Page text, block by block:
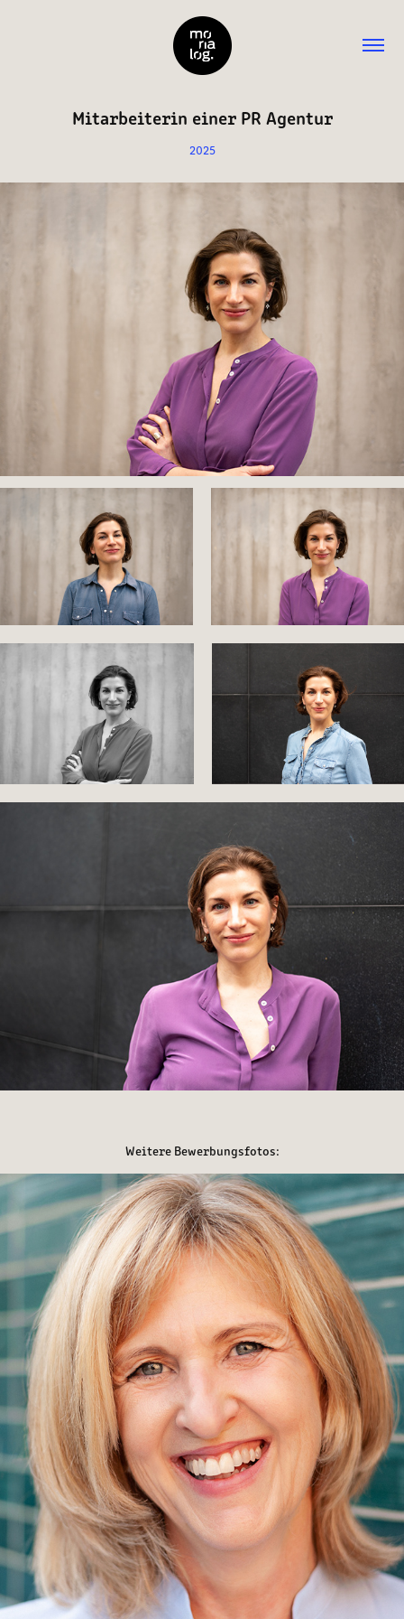
Mitarbeiterin einer PR Agentur
2025
Weitere Bewerbungsfotos:
Businessportraits für Künstlerin